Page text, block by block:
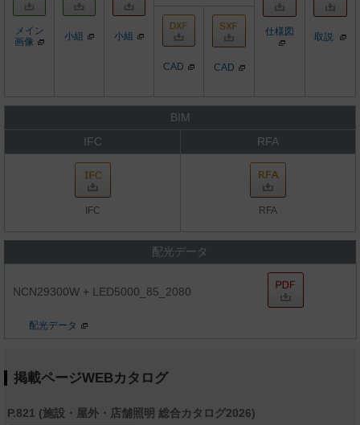
メイン
画像
小組 小組 仕様図 取説
CAD CAD
BIM
IFC
RFA
IFC RFA
配光データ
NCN29300W + LED5000_85_2080
配光データ
掲載ページWEBカタログ
P.821 (施設・屋外・店舗照明 総合カタログ2026)